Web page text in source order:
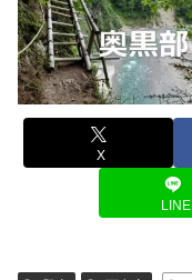
X
LINE